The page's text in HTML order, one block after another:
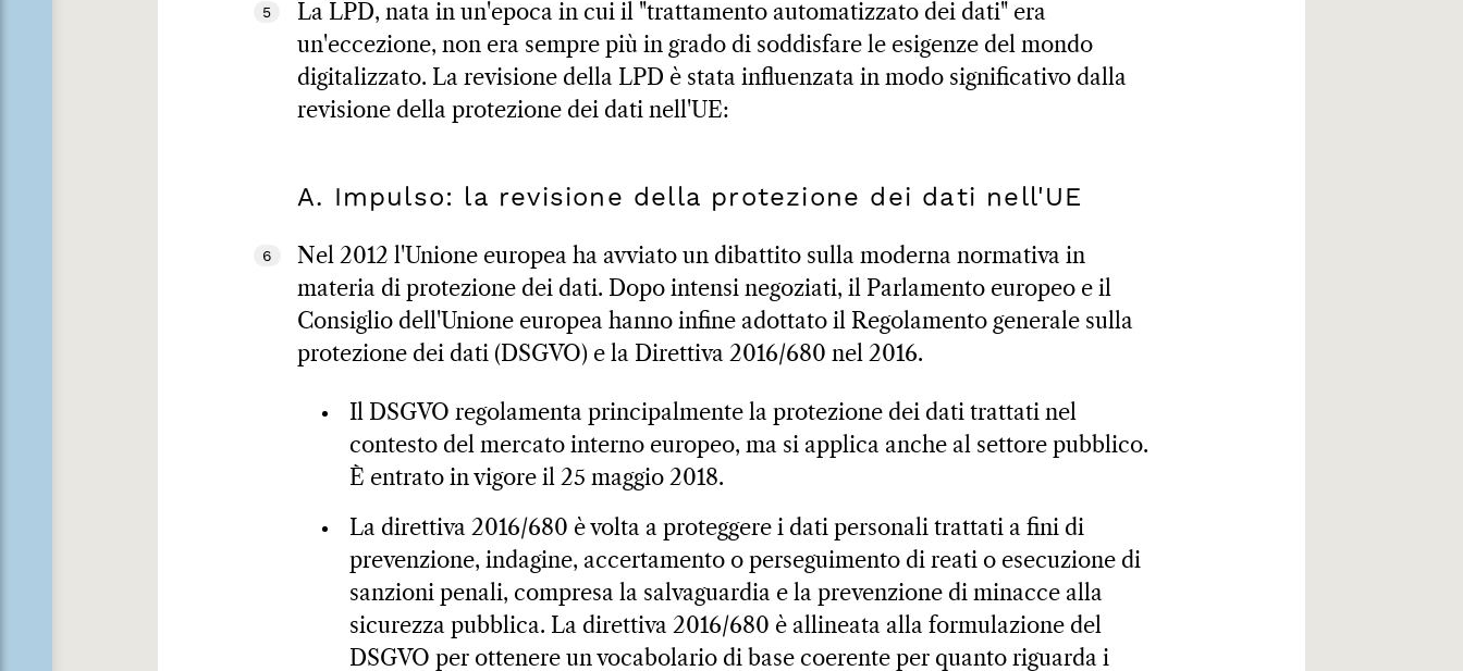
5
La LPD, nata in un'epoca in cui il "trattamento automatizzato dei dati" era
un'eccezione, non era sempre più in grado di soddisfare le esigenze del mondo
digitalizzato. La revisione della LPD è stata influenzata in modo significativo dalla
revisione della protezione dei dati nell'UE:
A. Impulso: la revisione della protezione dei dati nell'UE
6
Nel 2012 l'Unione europea ha avviato un dibattito sulla moderna normativa in
materia di protezione dei dati. Dopo intensi negoziati, il Parlamento europeo e il
Consiglio dell'Unione europea hanno infine adottato il Regolamento generale sulla
protezione dei dati (DSGVO) e la Direttiva 2016/680 nel 2016.
Il DSGVO regolamenta principalmente la protezione dei dati trattati nel
contesto del mercato interno europeo, ma si applica anche al settore pubblico.
È entrato in vigore il 25 maggio 2018.
La direttiva 2016/680 è volta a proteggere i dati personali trattati a fini di
prevenzione, indagine, accertamento o perseguimento di reati o esecuzione di
sanzioni penali, compresa la salvaguardia e la prevenzione di minacce alla
sicurezza pubblica. La direttiva 2016/680 è allineata alla formulazione del
DSGVO per ottenere un vocabolario di base coerente per quanto riguarda i